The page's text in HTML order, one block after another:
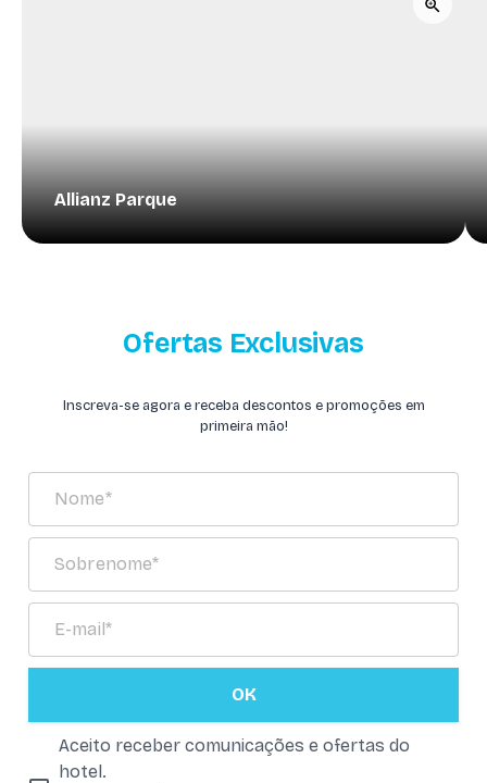
Allianz Parque
Ofertas Exclusivas
Inscreva-se agora e receba descontos e promoções em
primeira mão!
OK
Aceito receber comunicações e ofertas do
hotel.